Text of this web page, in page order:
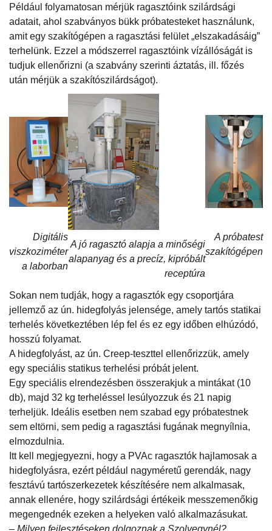
Például folyamatosan mérjük ragasztóink szilárdsági
adatait, ahol szabványos bükk próbatesteket használunk,
amit egy szakítógépen a ragasztási felület „elszakadásáig”
terhelünk. Ezzel a módszerrel ragasztóink vízállóságát is
tudjuk ellenőrizni (a szabvány szerinti áztatás, ill. főzés
után mérjük a szakítószilárdságot).
Digitális
viszkoziméter
a laborban
A jó ragasztó alapja a minőségi
alapanyag és a precíz, kipróbált
receptúra
A próbatest
szakítógépen
Sokan nem tudják, hogy a ragasztók egy csoportjára
jellemző az ún. hidegfolyás jelensége, amely tartós statikai
terhelés következtében lép fel és ez egy időben elhúzódó,
hosszú folyamat.
A hidegfolyást, az ún. Creep-teszttel ellenőrizzük, amely
egy speciális statikus terhelési próbát jelent.
Egy speciális elrendezésben összerakjuk a mintákat (10
db), majd 32 kg terheléssel lesúlyozzuk és 21 napig
terheljük. Ideális esetben nem szabad egy próbatestnek
sem eltörni, sem pedig a ragasztási fugának megnyílnia,
elmozdulnia.
Itt kell megjegyezni, hogy a PVAc ragasztók hajlamosak a
hidegfolyásra, ezért például nagyméretű gerendák, nagy
fesztávú tartószerkezetek készítésére nem alkalmasak,
annak ellenére, hogy szilárdsági értékeik messzemenőkig
megengednék ezeken a helyeken való alkalmazásukat.
– Milyen fejlesztéseken dolgoznak a Szolvegynél?